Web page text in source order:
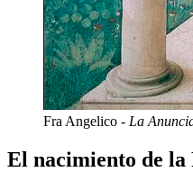
Fra Angelico - La
El nacimiento de la